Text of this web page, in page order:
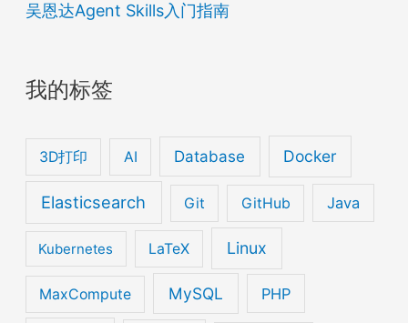
吴恩达Agent Skills入门指南
我的标签
3D打印 AI Database Docker
Elasticsearch Git GitHub Java
Kubernetes LaTeX Linux
MaxCompute MySQL PHP